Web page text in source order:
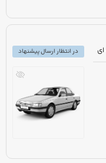
در انتظار ارسال پیشنهاد